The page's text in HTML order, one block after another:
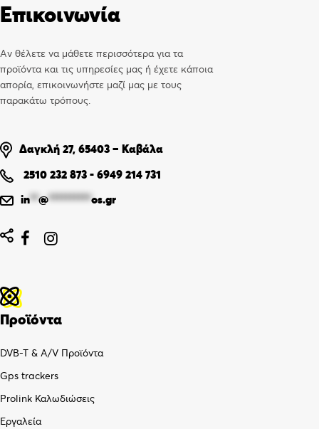
Επικοινωνία
Αν θέλετε να μάθετε περισσότερα για τα
προϊόντα και τις υπηρεσίες μας ή έχετε κάποια
απορία, επικοινωνήστε μαζί μας με τους
παρακάτω τρόπους.
Δαγκλή 27, 65403 – Καβάλα
2510 232 873 - 6949 214 731
in**@**********os.gr
 
Προϊόντα
DVB-T & A/V Προϊόντα
Gps trackers
Prolink Καλωδιώσεις
Εργαλεία